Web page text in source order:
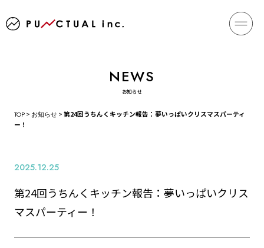
お知らせ
TOP> お知らせ> 第24回うちんくキッチン報告：夢いっぱいクリスマスパーティ
ー！
2025.12.25
第24回うちんくキッチン報告：夢いっぱいクリス
マスパーティー！